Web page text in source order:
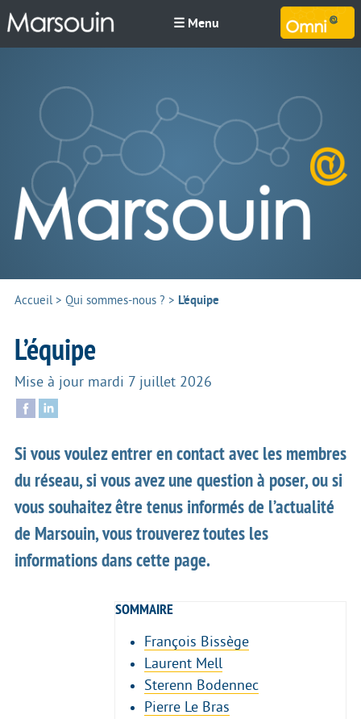
☰ Menu
Accueil> Qui sommes-nous ? > L’équipe
L’équipe
Mise à jour mardi 7 juillet 2026
Si vous voulez entrer en contact avec les membres
du réseau, si vous avez une question à poser, ou si
vous souhaitez être tenus informés de l’actualité
de Marsouin, vous trouverez toutes les
informations dans cette page.
SOMMAIRE
François Bissège
Laurent Mell
Sterenn Bodennec
Pierre Le Bras